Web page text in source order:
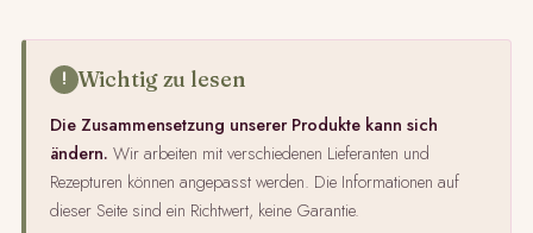
Wichtig zu lesen
Die Zusammensetzung unserer Produkte kann sich
ändern. Wir arbeiten mit verschiedenen Lieferanten und
Rezepturen können angepasst werden. Die Informationen auf
dieser Seite sind ein Richtwert, keine Garantie.